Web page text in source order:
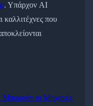
. Υπάρχον AI
καλλιτέχνες που
Μπορούν οι Μηχανές